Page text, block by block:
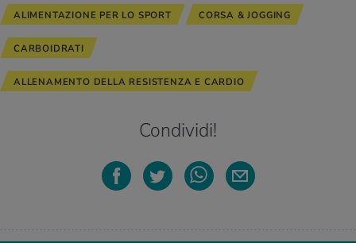
ALIMENTAZIONE PER LO SPORT CORSA & JOGGING
CARBOIDRATI
ALLENAMENTO DELLA RESISTENZA E CARDIO
Condividi!